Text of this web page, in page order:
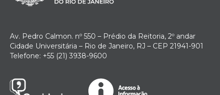
Av. Pedro Calmon. nº 550 – Prédio da Reitoria, 2º andar
Cidade Universitária – Rio de Janeiro, RJ – CEP 21941-901
Telefone: +55 (21) 3938-9600